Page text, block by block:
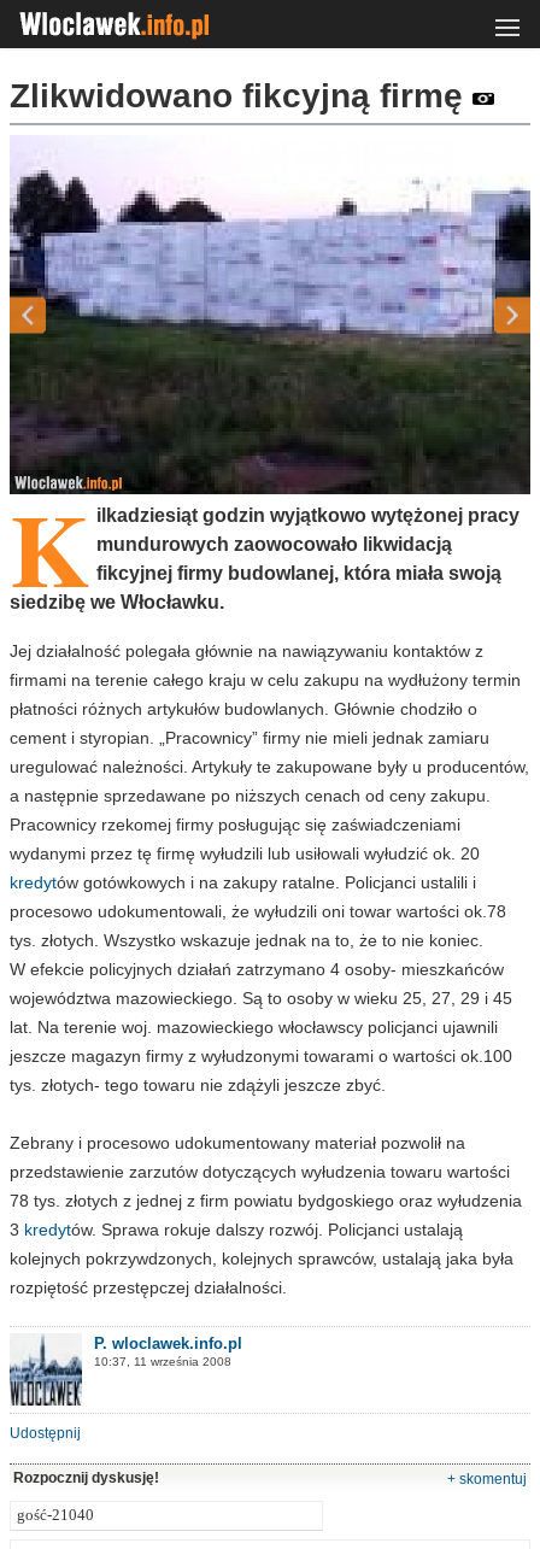
Zlikwidowano fikcyjną firmę
K ilkadziesiąt godzin wyjątkowo wytężonej pracy
mundurowych zaowocowało likwidacją
fikcyjnej firmy budowlanej, która miała swoją
siedzibę we Włocławku.
Jej działalność polegała głównie na nawiązywaniu kontaktów z
firmami na terenie całego kraju w celu zakupu na wydłużony termin
płatności różnych artykułów budowlanych. Głównie chodziło o
cement i styropian. „Pracownicy” firmy nie mieli jednak zamiaru
uregulować należności. Artykuły te zakupowane były u producentów,
a następnie sprzedawane po niższych cenach od ceny zakupu.
Pracownicy rzekomej firmy posługując się zaświadczeniami
wydanymi przez tę firmę wyłudzili lub usiłowali wyłudzić ok. 20
kredytów gotówkowych i na zakupy ratalne. Policjanci ustalili i
procesowo udokumentowali, że wyłudzili oni towar wartości ok.78
tys. złotych. Wszystko wskazuje jednak na to, że to nie koniec.
W efekcie policyjnych działań zatrzymano 4 osoby- mieszkańców
województwa mazowieckiego. Są to osoby w wieku 25, 27, 29 i 45
lat. Na terenie woj. mazowieckiego włocławscy policjanci ujawnili
jeszcze magazyn firmy z wyłudzonymi towarami o wartości ok.100
tys. złotych- tego towaru nie zdążyli jeszcze zbyć.
Zebrany i procesowo udokumentowany materiał pozwolił na
przedstawienie zarzutów dotyczących wyłudzenia towaru wartości
78 tys. złotych z jednej z firm powiatu bydgoskiego oraz wyłudzenia
3 kredytów. Sprawa rokuje dalszy rozwój. Policjanci ustalają
kolejnych pokrzywdzonych, kolejnych sprawców, ustalają jaka była
rozpiętość przestępczej działalności.
P. wloclawek.info.pl
10:37, 11 września 2008
Udostępnij
Rozpocznij dyskusję! + skomentuj